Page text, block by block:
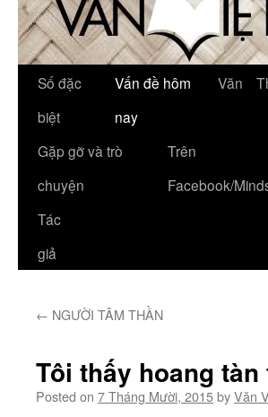
Số đặc
biệt
Vấn đề hôm
nay
Văn
Gặp gỡ và trò
chuyện
Trên
Facebook/
Tác
giả
← NGƯỜI TÂM THẦN
Tôi thấy hoang
Posted on 7 Tháng Mười, 2015byVăn